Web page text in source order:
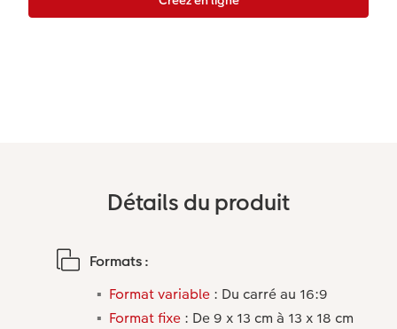
Détails du produit
Formats :
Format variable : Du carré au 16:9
Format fixe : De 9 x 13 cm à 13 x 18 cm